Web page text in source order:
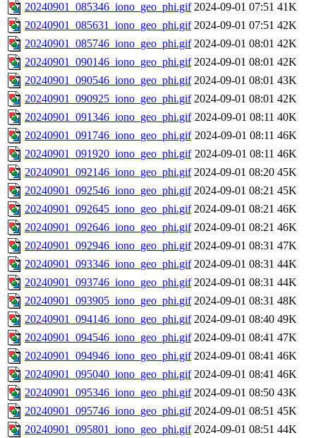
20240901_085346_iono_geo_phi.gif 2024-09-01 07:51 41K
20240901_085631_iono_geo_phi.gif 2024-09-01 07:51 42K
20240901_085746_iono_geo_phi.gif 2024-09-01 08:01 42K
20240901_090146_iono_geo_phi.gif 2024-09-01 08:01 42K
20240901_090546_iono_geo_phi.gif 2024-09-01 08:01 43K
20240901_090925_iono_geo_phi.gif 2024-09-01 08:01 42K
20240901_091346_iono_geo_phi.gif 2024-09-01 08:11 40K
20240901_091746_iono_geo_phi.gif 2024-09-01 08:11 46K
20240901_091920_iono_geo_phi.gif 2024-09-01 08:11 46K
20240901_092146_iono_geo_phi.gif 2024-09-01 08:20 45K
20240901_092546_iono_geo_phi.gif 2024-09-01 08:21 45K
20240901_092645_iono_geo_phi.gif 2024-09-01 08:21 46K
20240901_092646_iono_geo_phi.gif 2024-09-01 08:21 46K
20240901_092946_iono_geo_phi.gif 2024-09-01 08:31 47K
20240901_093346_iono_geo_phi.gif 2024-09-01 08:31 44K
20240901_093746_iono_geo_phi.gif 2024-09-01 08:31 44K
20240901_093905_iono_geo_phi.gif 2024-09-01 08:31 48K
20240901_094146_iono_geo_phi.gif 2024-09-01 08:40 49K
20240901_094546_iono_geo_phi.gif 2024-09-01 08:41 47K
20240901_094946_iono_geo_phi.gif 2024-09-01 08:41 46K
20240901_095040_iono_geo_phi.gif 2024-09-01 08:41 46K
20240901_095346_iono_geo_phi.gif 2024-09-01 08:50 43K
20240901_095746_iono_geo_phi.gif 2024-09-01 08:51 45K
20240901_095801_iono_geo_phi.gif 2024-09-01 08:51 44K